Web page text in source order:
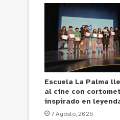
Escuela La Palma
al cine con
inspirado en
7 Agosto, 2026